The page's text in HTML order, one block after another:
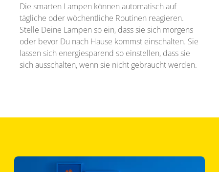
Die smarten Lampen können automatisch auf
tägliche oder wöchentliche Routinen reagieren.
Stelle Deine Lampen so ein, dass sie sich morgens
oder bevor Du nach Hause kommst einschalten. Sie
lassen sich energiesparend so einstellen, dass sie
sich ausschalten, wenn sie nicht gebraucht werden.